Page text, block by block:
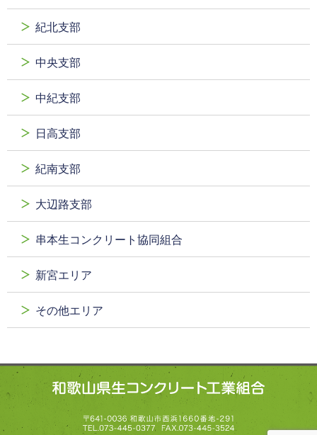
紀北支部
中央支部
中紀支部
日高支部
紀南支部
大辺路支部
串本生コンクリート協同組合
新宮エリア
その他エリア